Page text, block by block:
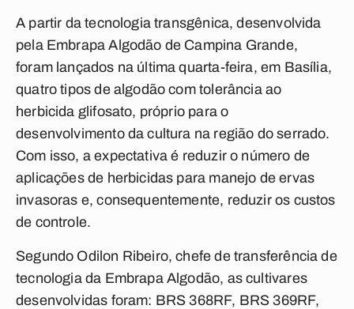
A partir da tecnologia transgênica, desenvolvida
pela Embrapa Algodão de Campina Grande,
foram lançados na última quarta-feira, em Basília,
quatro tipos de algodão com tolerância ao
herbicida glifosato, próprio para o
desenvolvimento da cultura na região do serrado.
Com isso, a expectativa é reduzir o número de
aplicações de herbicidas para manejo de ervas
invasoras e, consequentemente, reduzir os custos
de controle.
Segundo Odilon Ribeiro, chefe de transferência de
tecnologia da Embrapa Algodão, as cultivares
desenvolvidas foram: BRS 368RF, BRS 369RF,